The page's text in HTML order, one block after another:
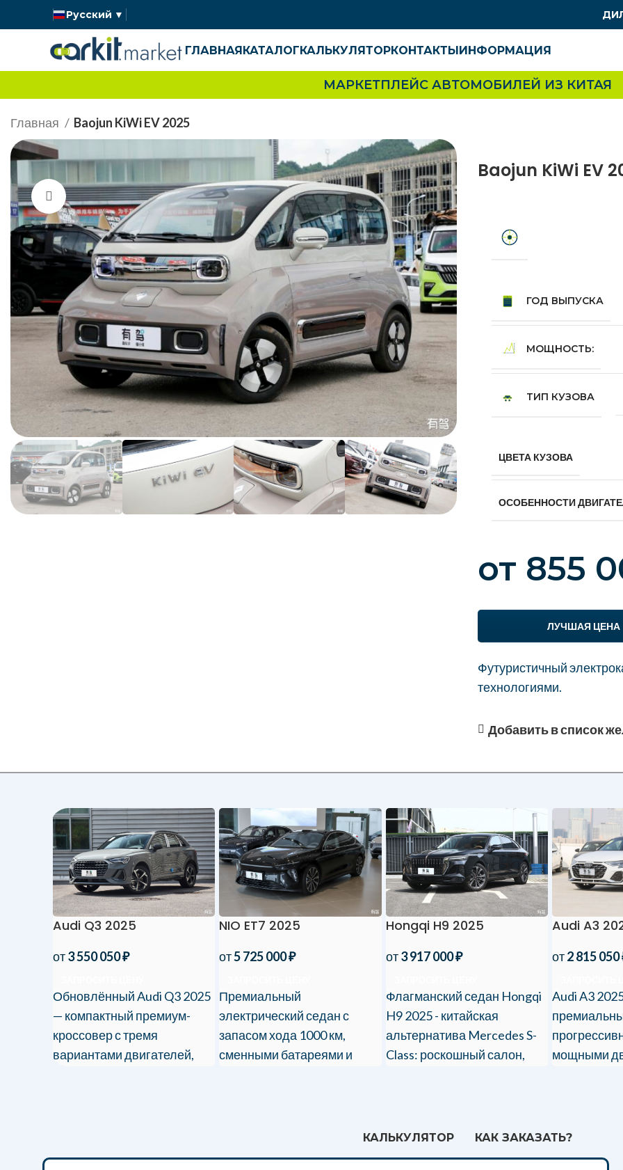
Русский ▼
ГЛАВНАЯКАТАЛОГКАЛЬКУЛЯТОРКОНТАКТЫИНФОРМАЦИЯ
МАРКЕТПЛЕЙС АВТОМОБИЛЕЙ ИЗ КИТАЯ
Главная Baojun KiWi EV 2025
Нажмите, чтобы увеличить
Baojun KiWi EV
ГОД ВЫПУСКА
МОЩНОСТЬ:
ТИП КУЗОВА
ЦВЕТА КУЗОВА
ОСОБЕННОСТИ
от 855
ЛУЧШАЯ ЦЕНА
Футуристичный
технологиями.
Добавить в список
Audi Q3 2025
от3 550 050₽
Обновлённый Audi Q3 2025
— компактный премиум-
кроссовер с тремя
вариантами двигателей,
NIO ET7 2025
от5 725 000₽
Премиальный
электрический седан с
запасом хода 1000 км,
сменными батареями и
Hongqi H9 2025
от3 917 000₽
Флагманский седан Hongqi
H9 2025 - китайская
альтернатива Mercedes S-
Class: роскошный салон,
Audi A3
от2 815 050
Audi A3
мощными
КАЛЬКУЛЯТОР КАК ЗАКАЗАТЬ?